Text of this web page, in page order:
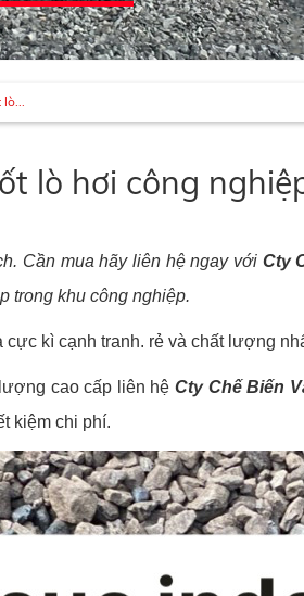
lò hơi công
Cần mua hãy liên hệ ngay với Cty
trong khu công nghiệp.
kì cạnh tranh. rẻ và chất lượng
cao cấp liên hệ Cty Chế Biến
kiệm chi phí.